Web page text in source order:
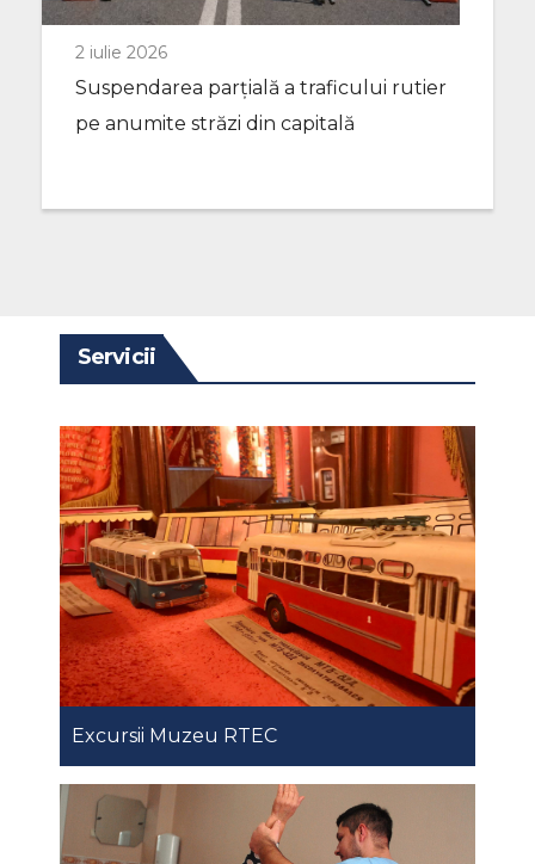
2 iulie 2026
Suspendarea parțială a traficului rutier
pe anumite străzi din capitală
Servicii
Excursii Muzeu RTEC